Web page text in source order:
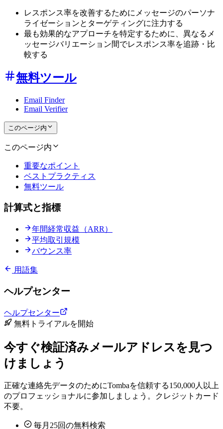
レスポンス率を改善するためにメッセージのパーソナ
ライゼーションとターゲティングに注力する
最も効果的なアプローチを特定するために、異なるメ
ッセージバリエーション間でレスポンス率を追跡・比
較する
無料ツール
Email Finder
Email Verifier
このページ内
このページ内
重要なポイント
ベストプラクティス
無料ツール
計算式と指標
年間経常収益（ARR）
平均取引規模
バウンス率
用語集
ヘルプセンター
ヘルプセンター
無料トライアルを開始
今すぐ検証済みメールアドレスを見つ
けましょう
正確な連絡先データのためにTombaを信頼する150,000人以上
のプロフェッショナルに参加しましょう。クレジットカード
不要。
毎月25回の無料検索